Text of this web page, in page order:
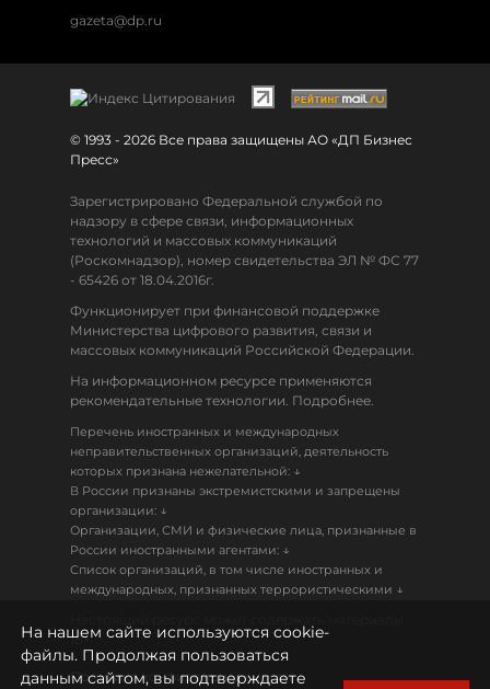
gazeta@dp.ru
© 1993 - 2026 Все права защищены АО «ДП Бизнес
Пресс»
Зарегистрировано Федеральной службой по
надзору в сфере связи, информационных
технологий и массовых коммуникаций
(Роскомнадзор), номер свидетельства ЭЛ № ФС 77
- 65426 от 18.04.2016г.
Функционирует при финансовой поддержке
Министерства цифрового развития, связи и
массовых коммуникаций Российской Федерации.
На информационном ресурсе применяются
рекомендательные технологии. Подробнее.
Перечень иностранных и международных
неправительственных организаций, деятельность
которых признана нежелательной: ↓
В России признаны экстремистскими и запрещены
организации: ↓
Организации, СМИ и физические лица, признанные в
России иностранными агентами: ↓
Список организаций, в том числе иностранных и
международных, признанных террористическими ↓
18+
Политика конфиденциальности
На нашем сайте используются cookie-
файлы. Продолжая пользоваться
данным сайтом, вы подтверждаете